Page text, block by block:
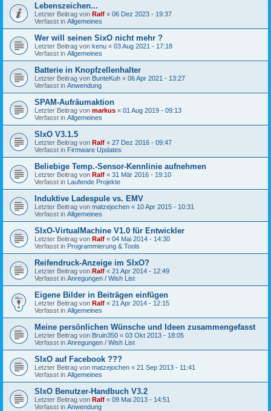
Lebenszeichen...
Letzter Beitrag von Ralf « 06 Dez 2023 - 19:37
Verfasst in Allgemeines
Wer will seinen SixO nicht mehr ?
Letzter Beitrag von kenu « 03 Aug 2021 - 17:18
Verfasst in Allgemeines
Batterie in Knopfzellenhalter
Letzter Beitrag von BunteKuh « 06 Apr 2021 - 13:27
Verfasst in Anwendung
SPAM-Aufräumaktion
Letzter Beitrag von markus « 01 Aug 2019 - 09:13
Verfasst in Allgemeines
SIxO V3.1.5
Letzter Beitrag von Ralf « 27 Dez 2016 - 09:47
Verfasst in Firmware Updates
Beliebige Temp.-Sensor-Kennlinie aufnehmen
Letzter Beitrag von Ralf « 31 Mär 2016 - 19:10
Verfasst in Laufende Projekte
Induktive Ladespule vs. EMV
Letzter Beitrag von matzejochen « 10 Apr 2015 - 10:31
Verfasst in Allgemeines
SIxO-VirtualMachine V1.0 für Entwickler
Letzter Beitrag von Ralf « 04 Mai 2014 - 14:30
Verfasst in Programmierung & Tools
Reifendruck-Anzeige im SIxO?
Letzter Beitrag von Ralf « 21 Apr 2014 - 12:49
Verfasst in Anregungen / Wish List
Eigene Bilder in Beiträgen einfügen
Letzter Beitrag von Ralf « 21 Apr 2014 - 12:15
Verfasst in Allgemeines
Meine persönlichen Wünsche und Ideen zusammengefasst
Letzter Beitrag von Bruin350 « 03 Okt 2013 - 18:05
Verfasst in Anregungen / Wish List
SIxO auf Facebook ???
Letzter Beitrag von matzejochen « 21 Sep 2013 - 11:41
Verfasst in Allgemeines
SIxO Benutzer-Handbuch V3.2
Letzter Beitrag von Ralf « 09 Mai 2013 - 14:51
Verfasst in Anwendung